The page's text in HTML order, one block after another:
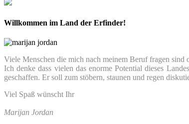
Willkommen im Land der Erfinder!
Viele Menschen die mich nach meinem Beruf fragen sind
Ich denke dass vielen das enorme Potential dieses
geschaffen. Er soll zum stöbern, staunen und regen
Viel Spaß wünscht Ihr
Marijan Jordan